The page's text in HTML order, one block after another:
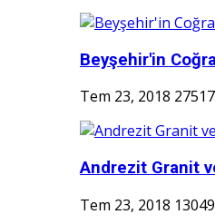
Beyşehir'in
Tem 23, 2018 27517
Andrezit Granit
Tem 23, 2018 13049